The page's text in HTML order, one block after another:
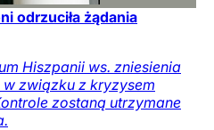
odrzuciła żądania
Hiszpanii ws. zniesienia
związku z kryzysem
zostaną utrzymane